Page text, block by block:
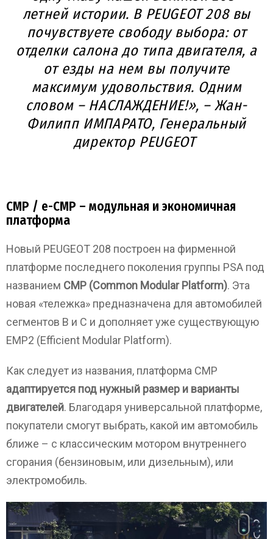
летней истории. В PEUGEOT 208 вы
почувствуете свободу выбора: от
отделки салона до типа двигателя, а
от езды на нем вы получите
максимум удовольствия. Одним
словом – НАСЛАЖДЕНИЕ!», – Жан-
Филипп ИМПАРАТО, Генеральный
директор PEUGEOT
CMP / e-CMP – модульная и экономичная
платформа
Новый PEUGEOT 208 построен на фирменной
платформе последнего поколения группы PSA под
названием CMP (Common Modular Platform). Эта
новая «тележка» предназначена для автомобилей
сегментов B и C и дополняет уже существующую
EMP2 (Efficient Modular Platform).
Как следует из названия, платформа CMP
адаптируется под нужный размер и варианты
двигателей. Благодаря универсальной платформе,
покупатели смогут выбрать, какой им автомобиль
ближе – с классическим мотором внутреннего
сгорания (бензиновым, или дизельным), или
электромобиль.